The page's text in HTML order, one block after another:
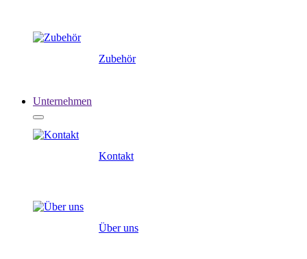
Zubehör
Unternehmen
Kontakt
Über uns